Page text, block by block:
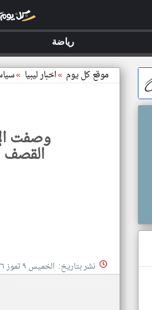
موقع كل يوم »اخبار ليبيا »
وصفت
القصف
نشر بتاريخ: الخميس ٩ تموز ٢٠٢٦ - ١٣:٤٢
رياضة